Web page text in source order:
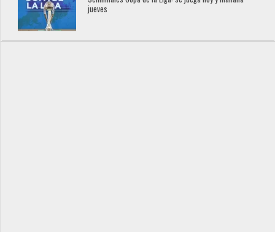
jueves